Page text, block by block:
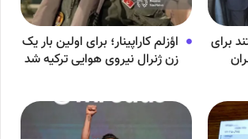
برای
اؤزلم کاراپینار؛ برای اولین بار یک
زن ژنرال نیروی هوایی ترکیه شد